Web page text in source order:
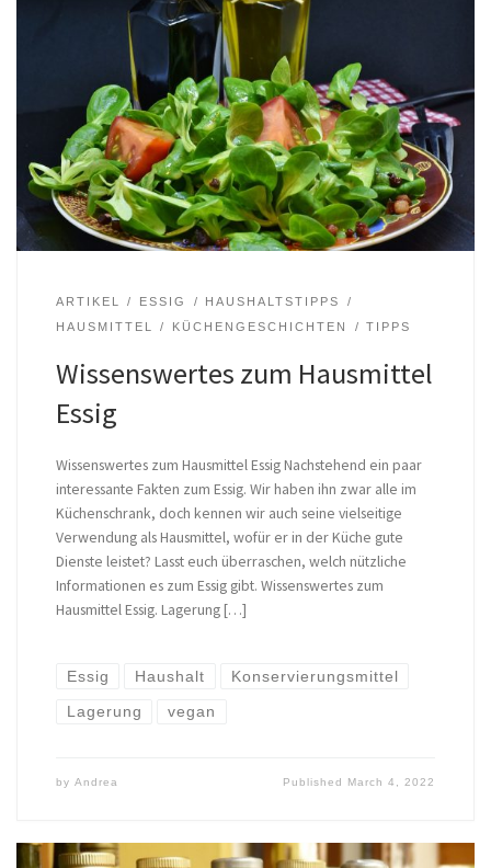
ARTIKEL ESSIG
HAUSHALTSTIPPS
HAUSMITTEL
KÜCHENGESCHICHTEN TIPPS
Wissenswertes zum Hausmittel
Essig
Wissenswertes zum Hausmittel Essig Nachstehend ein paar
interessante Fakten zum Essig. Wir haben ihn zwar alle im
Küchenschrank, doch kennen wir auch seine vielseitige
Verwendung als Hausmittel, wofür er in der Küche gute
Dienste leistet? Lasst euch überraschen, welch nützliche
Informationen es zum Essig gibt. Wissenswertes zum
Hausmittel Essig. Lagerung […]
Essig Haushalt Konservierungsmittel
Lagerung vegan
by Andrea Published March 4, 2022